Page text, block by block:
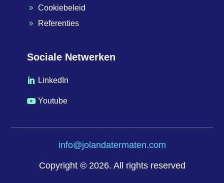
9 Cookiebeleid
9 Referenties
Sociale Netwerken
 LinkedIn
 Youtube
info@jolandatermaten.com
Copyright © 2026. All rights reserved